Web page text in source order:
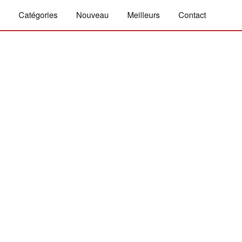
Catégories Nouveau Meilleurs Contact